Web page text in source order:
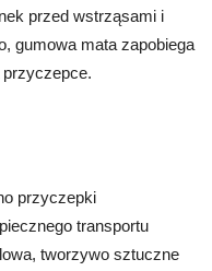
przed wstrząsami i
gumowa mata zapobiega
przyczepki
transportu
tworzywo sztuczne